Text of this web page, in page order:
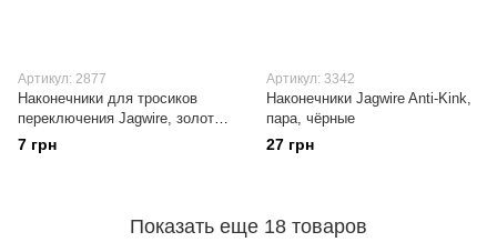
Артикул: 2877
Наконечники для тросиков
переключения Jagwire, золотой
цвет, алюминий
7 грн
Артикул: 3342
Наконечники Jagwire Anti-Kink,
пара, чёрные
27 грн
Показать еще 18 товаров